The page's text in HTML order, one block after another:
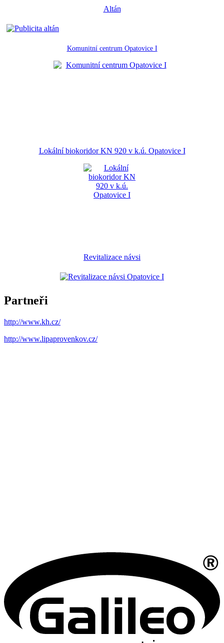
Altán
Komunitní centrum Opatovice I
Lokální biokoridor KN 920 v k.ú. Opatovice I
Revitalizace návsi
Partneři
http://www.kh.cz/
http://www.lipaprovenkov.cz/